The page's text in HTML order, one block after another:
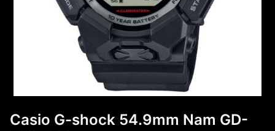
Casio G-shock 54.9mm Nam GD-